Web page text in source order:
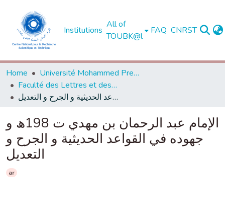
Institutions
All of
TOUBK@l
FAQ CNRST
Home
Université Mohammed Premier - Oujda
Faculté des Lettres et des Sciences Humaines - Oujda
الإمام عبد الرحمان بن مهدي ت 198ھ و جهوده في القواعد الحديثية و الجرح و التعديل
الإمام عبد الرحمان بن مهدي ت 198ھ و
جهوده في القواعد الحديثية و الجرح و
التعديل
ar